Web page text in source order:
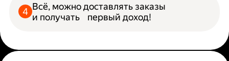
Всё, можно доставлять заказы
и получать первый доход!